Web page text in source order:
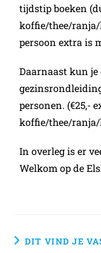
tijdstip boeken
koffie/thee/ranja/
persoon extra is
Daarnaast kun
personen. (€25,-
koffie/thee/
In overleg is er
Welkom op de
DIT VIND JE